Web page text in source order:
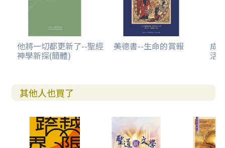
他將一切都更新了--聖經
神學新探(簡體)
美德書--生命的賞報 成
活
其他人也買了